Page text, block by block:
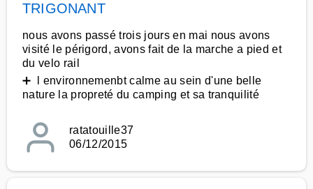
TRIGONANT
nous avons passé trois jours en mai nous avons
visité le périgord, avons fait de la marche a pied et
du velo rail
➕ l environnemenbt calme au sein d'une belle
nature la propreté du camping et sa tranquilité
ratatouille37
06/12/2015